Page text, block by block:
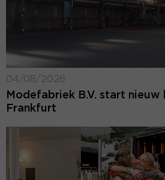
04/08/2026
Modefabriek B.V. start
Frankfurt